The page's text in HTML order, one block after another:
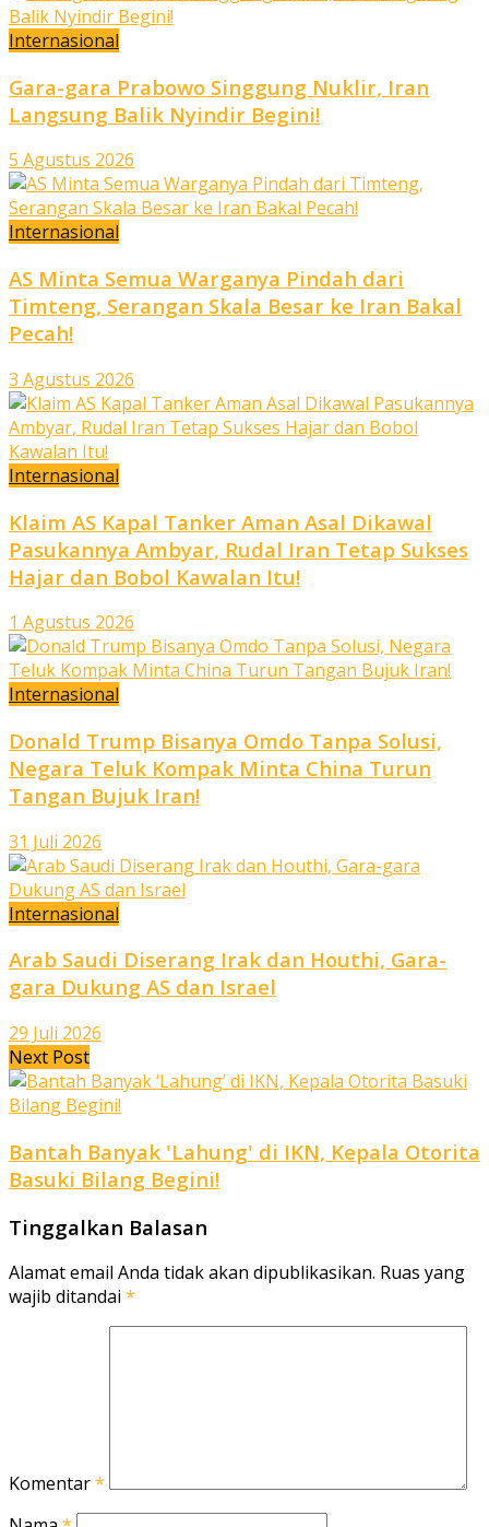
Internasional
Gara-gara Prabowo Singgung Nuklir, Iran
Langsung Balik Nyindir Begini!
5 Agustus 2026
Internasional
AS Minta Semua Warganya Pindah dari
Timteng, Serangan Skala Besar ke Iran Bakal
Pecah!
3 Agustus 2026
Internasional
Klaim AS Kapal Tanker Aman Asal Dikawal
Pasukannya Ambyar, Rudal Iran Tetap Sukses
Hajar dan Bobol Kawalan Itu!
1 Agustus 2026
Internasional
Donald Trump Bisanya Omdo Tanpa Solusi,
Negara Teluk Kompak Minta China Turun
Tangan Bujuk Iran!
31 Juli 2026
Internasional
Arab Saudi Diserang Irak dan Houthi, Gara-
gara Dukung AS dan Israel
29 Juli 2026
Next Post
Bantah Banyak 'Lahung' di IKN, Kepala Otorita
Basuki Bilang Begini!
Tinggalkan Balasan
Alamat email Anda tidak akan dipublikasikan. Ruas yang
wajib ditandai *
Komentar*